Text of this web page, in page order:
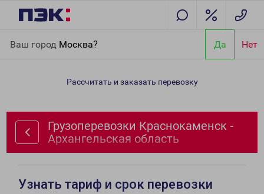
Ваш город Москва? Да Нет
Архангельская область
Рассчитать и заказать перевозку
Грузоперевозки Краснокаменск -
Архангельская область
Узнать тариф и срок перевозки